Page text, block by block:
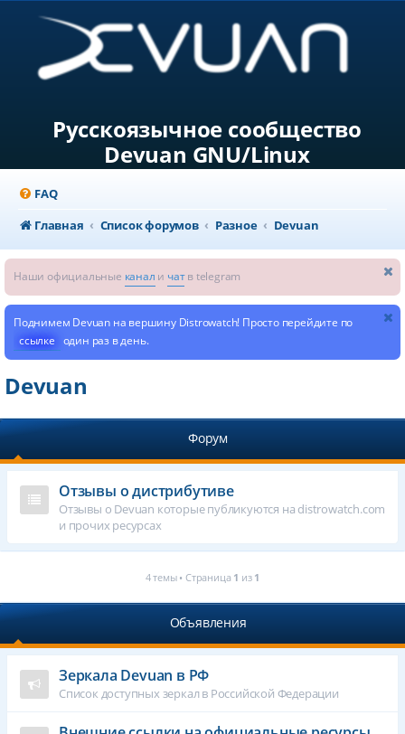
Русскоязычное сообщество
Devuan GNU/Linux
FAQ
Главная
Список форумов Разное Devuan
Наши официальные канал и чатв telegram
Поднимем Devuan на вершину Distrowatch! Просто перейдите по
ссылке один раз в день.
Devuan
Форум
Отзывы о дистрибутиве
Отзывы о Devuan которые публикуются на distrowatch.com
и прочих ресурсах
4 темы • Страница 1 из 1
Объявления
Зеркала Devuan в РФ
Список доступных зеркал в Российской Федерации